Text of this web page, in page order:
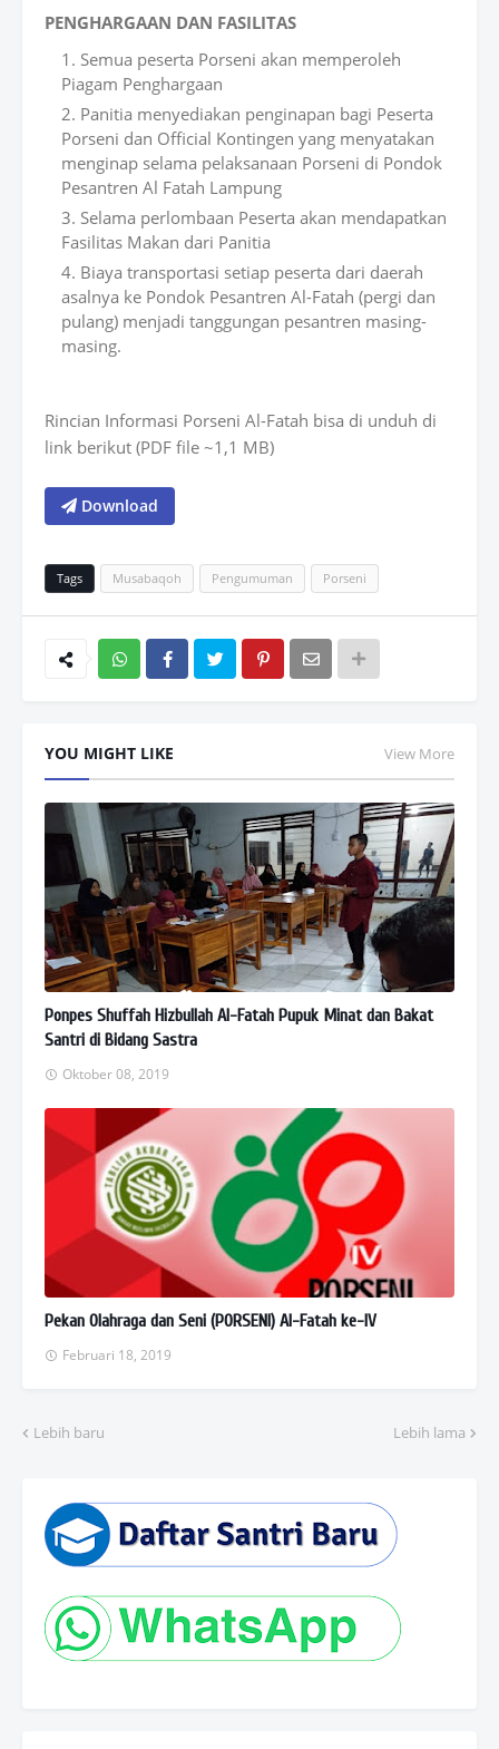
PENGHARGAAN DAN FASILITAS
Semua peserta Porseni akan memperoleh
Piagam Penghargaan
Panitia menyediakan penginapan bagi Peserta
Porseni dan Official Kontingen yang menyatakan
menginap selama pelaksanaan Porseni di Pondok
Pesantren Al Fatah Lampung
Selama perlombaan Peserta akan mendapatkan
Fasilitas Makan dari Panitia
Biaya transportasi setiap peserta dari daerah
asalnya ke Pondok Pesantren Al-Fatah (pergi dan
pulang) menjadi tanggungan pesantren masing-
masing.
Rincian Informasi Porseni Al-Fatah bisa di unduh di
link berikut (PDF file ~1,1 MB)
Download
Tags Musabaqoh Pengumuman Porseni
p
YOU MIGHT LIKE View More
Ponpes Shuffah Hizbullah Al-Fatah Pupuk Minat dan Bakat
Santri di Bidang Sastra
Oktober 08, 2019
Pekan Olahraga dan Seni (PORSENI) Al-Fatah ke-IV
Februari 18, 2019
Lebih baru Lebih lama